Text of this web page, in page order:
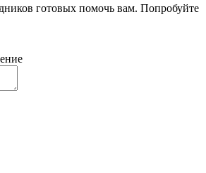
готовых помочь вам. Попробуйте